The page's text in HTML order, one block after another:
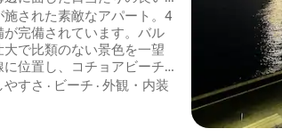
施された素敵なアパート。4
完備されています。バル
で比類のない景色を一望
に位置し、コチョアビーチ
（階段を下りる必要があり
すさ · ビーチ · 外観・内装